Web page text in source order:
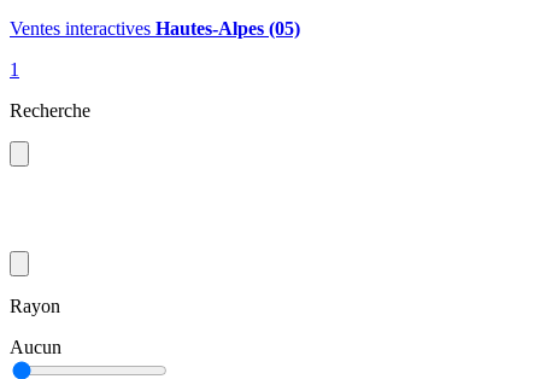
Ventes interactives Hautes-Alpes (05)
1
Recherche
Rayon
Aucun